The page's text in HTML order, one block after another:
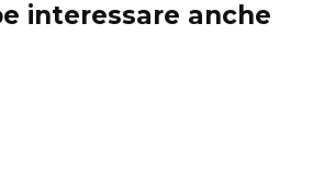
interessare anche